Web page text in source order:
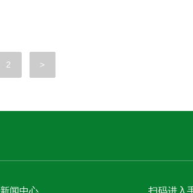
2 >
新闻中心 扫码进入